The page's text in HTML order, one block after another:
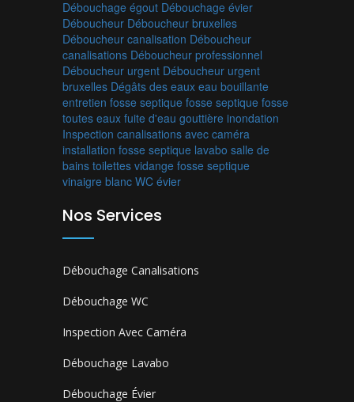
Débouchage égout Débouchage évier
Déboucheur Déboucheur bruxelles
Déboucheur canalisation Déboucheur
canalisations Déboucheur professionnel
Déboucheur urgent Déboucheur urgent
bruxelles Dégâts des eaux eau bouillante
entretien fosse septique fosse septique fosse
toutes eaux fuite d'eau gouttière inondation
Inspection canalisations avec caméra
installation fosse septique lavabo salle de
bains toilettes vidange fosse septique
vinaigre blanc WC évier
Nos Services
Débouchage Canalisations
Débouchage WC
Inspection Avec Caméra
Débouchage Lavabo
Débouchage Évier